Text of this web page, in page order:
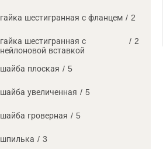
гайка шестигранная с фланцем / 2
гайка шестигранная с
нейлоновой вставкой
/ 2
шайба плоская / 5
шайба увеличенная / 5
шайба гроверная / 5
шпилька / 3